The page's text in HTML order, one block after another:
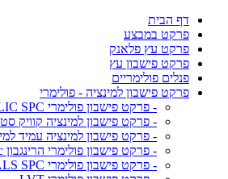
דף הבית
פרקט במבצע
פרקט עץ פלאנק
פרקט פישבון עץ
פנלים פולימריים
פרקט פישבון למינציה - פולימרי
- פרקט פישבון פולימרי REPUBLIC SPC נגד מים
- פרקט פישבון למינציה קוויק
- פרקט פישבון למינציה עמיד
- פרקט פישבון פולימרי הרינגבון spc נגד מים
- פרקט פישבון פולימרי ORIGINALS SPC נגד מים